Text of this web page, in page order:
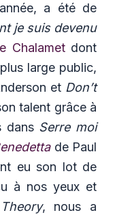
a été de
je suis devenu
Chalametdont
large public,
et Don’t
talent grâce à
dans Serre moi
de Paul
eu son lot de
à nos yeux et
, nous a